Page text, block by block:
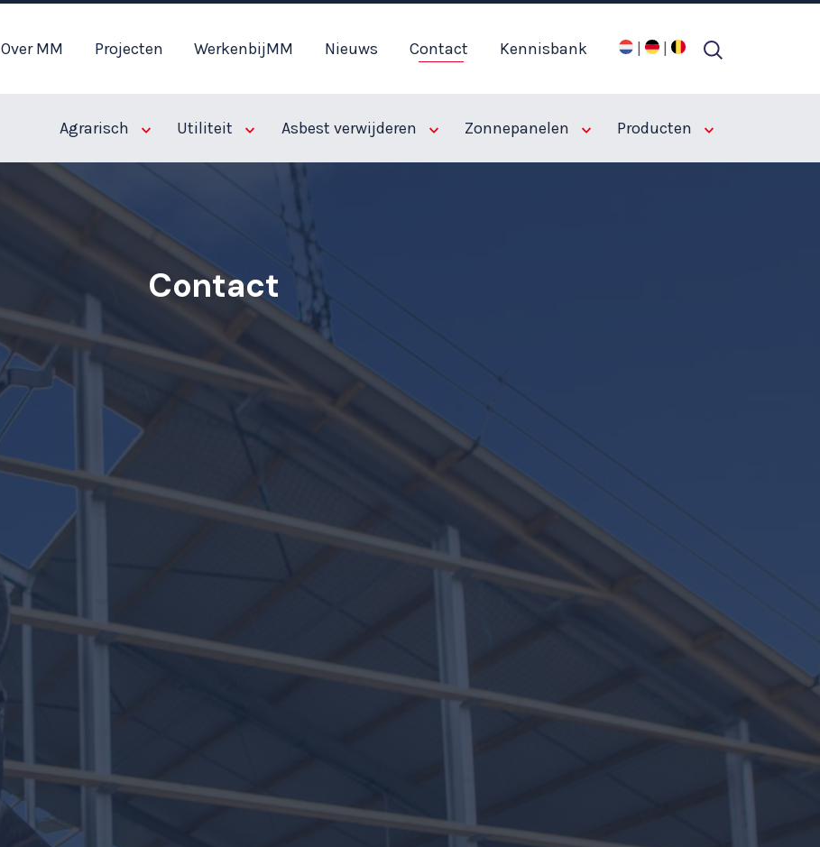
Over MM Projecten WerkenbijMM Nieuws Contact Kennisbank | |
Agrarisch Utiliteit Asbest verwijderen Zonnepanelen Producten
Contact